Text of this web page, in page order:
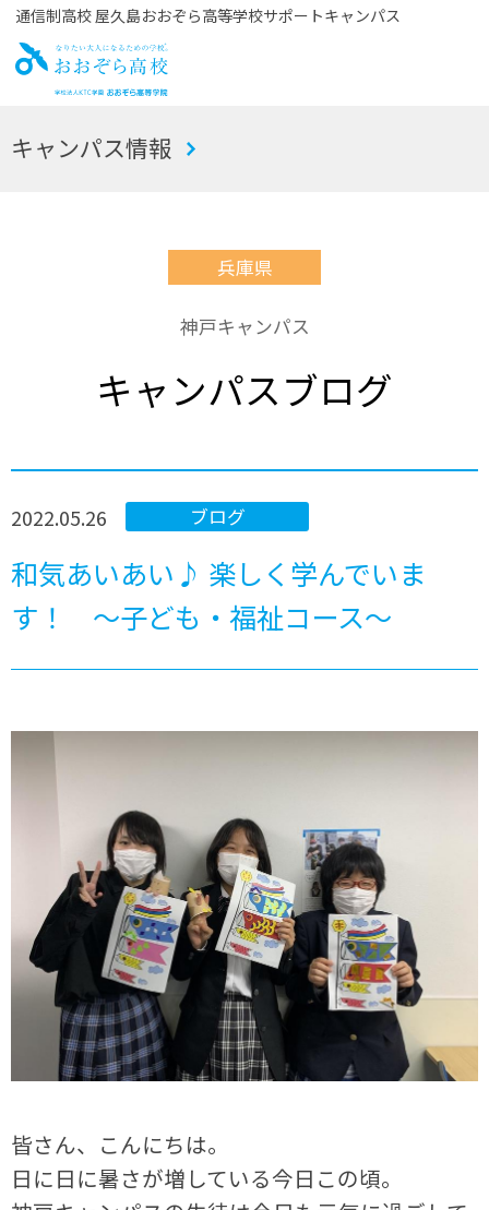
通信制高校 屋久島おおぞら高等学校サポートキャンパス
お
キャンパス情報
兵庫県
神戸キャンパス
キャンパスブログ
ブログ
2022.05.26
和気あいあい♪ 楽しく学んでいま
す！ ～子ども・福祉コース～
皆さん、こんにちは。
日に日に暑さが増している今日この頃。